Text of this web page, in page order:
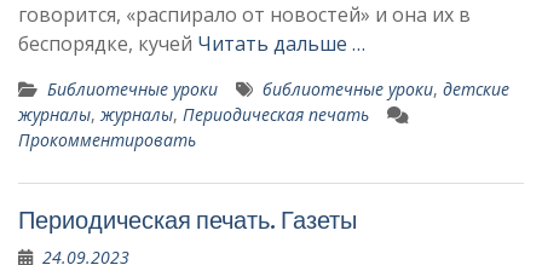
гово­рится, «распирало от новостей» и она их в
беспорядке, кучей Читать дальше …
Библиотечные уроки библиотечные уроки, детские
журналы,журналы, Периодическая печать
Прокомментировать
Периодическая печать. Газеты
24.09.2023